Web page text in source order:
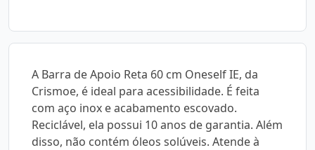
A Barra de Apoio Reta 60 cm Oneself IE, da
Crismoe, é ideal para acessibilidade. É feita
com aço inox e acabamento escovado.
Reciclável, ela possui 10 anos de garantia. Além
disso, não contém óleos solúveis. Atende à